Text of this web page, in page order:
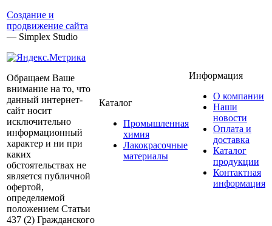
Создание и
продвижение сайта
— Simplex Studio
Обращаем Ваше
внимание на то, что
данный интернет-
сайт носит
исключительно
информационный
характер и ни при
каких
обстоятельствах не
является публичной
офертой,
определяемой
положением Статьи
437 (2) Гражданского
Каталог
Промышленная
химия
Лакокрасочные
материалы
Информация
О компании
Наши
новости
Оплата и
доставка
Каталог
продукции
Контактная
информация